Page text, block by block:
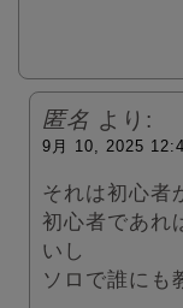
匿名 より:
9月 10, 2025
それは初心者
初心者であれ
いし
ソロで誰にも